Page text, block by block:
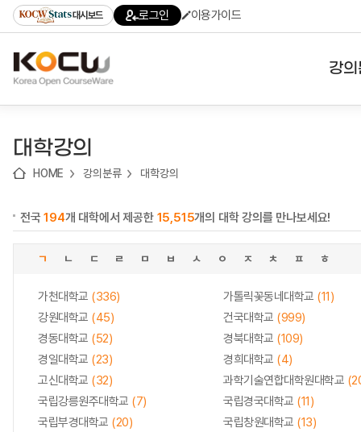
기
기
기
content)
가
대시보드 로그인 이용가이드
강
대학강의
HOME 강의분류 대학강의
전국194개 대학에서 제공한 15,515개의 대학 강의를 만나보세요!
ㄱ ㄴ ㄷ ㄹ ㅁ ㅂ ㅅ ㅇ ㅈ ㅊ ㅍ ㅎ
가천대학교 (336) 가톨릭꽃동네대학교 (11)
강원대학교 (45) 건국대학교 (999)
경동대학교 (52) 경북대학교 (109)
경일대학교 (23) 경희대학교 (4)
고신대학교 (32) 과학기술연합대학원대학교
국립강릉원주대학교 (7) 국립경국대학교 (11)
국립부경대학교 (20) 국립창원대학교 (13)